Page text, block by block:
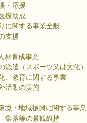
・応援
療助成
に関する事業全般
支援
材育成事業
遣（スポーツ又は文化）
、教育に関する事業
活動の実施
境・地域振興に関する事業
集落等の景観維持